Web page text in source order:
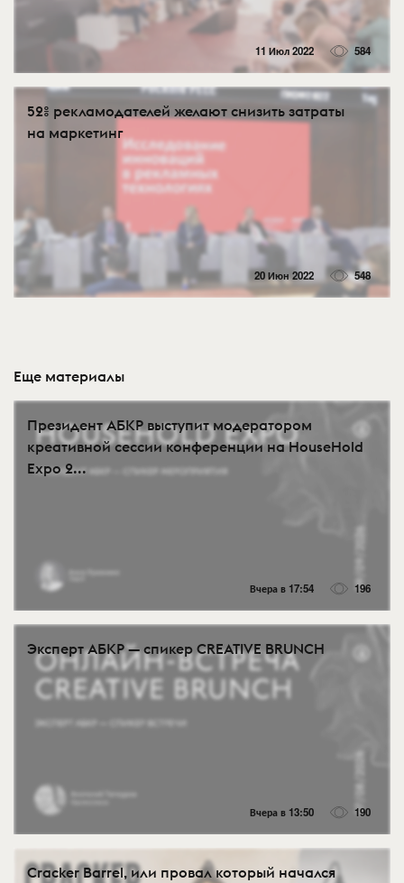
11 Июл 2022 584
52% рекламодателей желают снизить затраты
на маркетинг
20 Июн 2022 548
Еще материалы
Президент АБКР выступит модератором
креативной сессии конференции на HouseHold
Expo 2...
Вчера в 17:54 196
Эксперт АБКР — спикер CREATIVE BRUNCH
Вчера в 13:50 190
Cracker Barrel, или провал который начался